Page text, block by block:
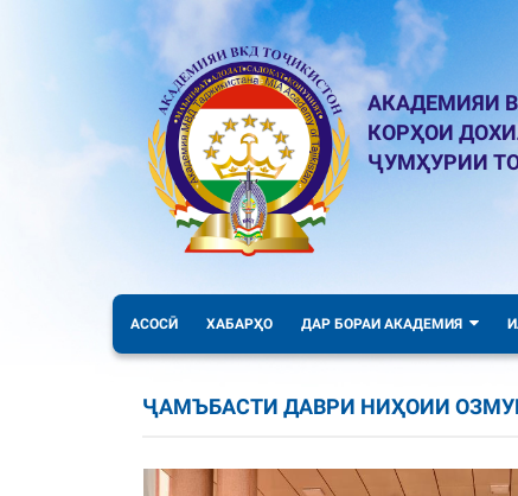
АКАДЕМИЯИ
КОРҲОИ
ҶУМҲУРИИ
АСОСӢ ХАБАРҲО ДАР БОРАИ АКАДЕМИЯ
ҶАМЪБАСТИ ДАВРИ НИҲОИИ